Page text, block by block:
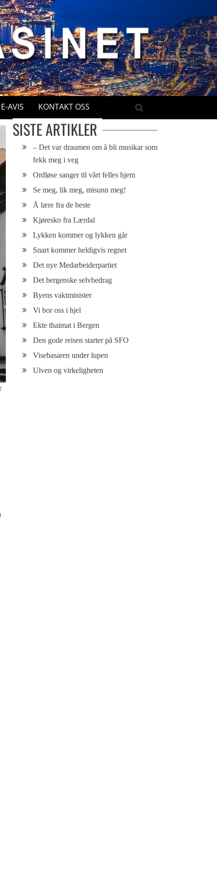
E-AVIS KONTAKT OSS
SISTE ARTIKLER
– Det var draumen om å bli musikar som
fekk meg i veg
Ordløse sanger til vårt felles hjem
Se meg, lik meg, misunn meg!
Å lære fra de beste
Kjøresko fra Lærdal
Lykken kommer og lykken går
Snart kommer heldigvis regnet
Det nye Medarbeiderpartiet
Det bergenske selvbedrag
Byens vaktminister
Vi bor oss i hjel
Ekte thaimat i Bergen
Den gode reisen starter på SFO
Visebasaren under lupen
Ulven og virkeligheten